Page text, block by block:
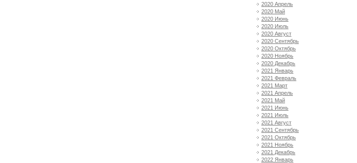
2020 Апрель
2020 Май
2020 Июнь
2020 Июль
2020 Август
2020 Сентябрь
2020 Октябрь
2020 Ноябрь
2020 Декабрь
2021 Январь
2021 Февраль
2021 Март
2021 Апрель
2021 Май
2021 Июнь
2021 Июль
2021 Август
2021 Сентябрь
2021 Октябрь
2021 Ноябрь
2021 Декабрь
2022 Январь